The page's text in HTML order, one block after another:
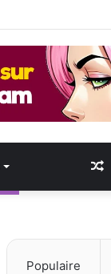
Populaire